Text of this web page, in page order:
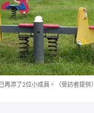
添了2位小成員。（受訪者提供）